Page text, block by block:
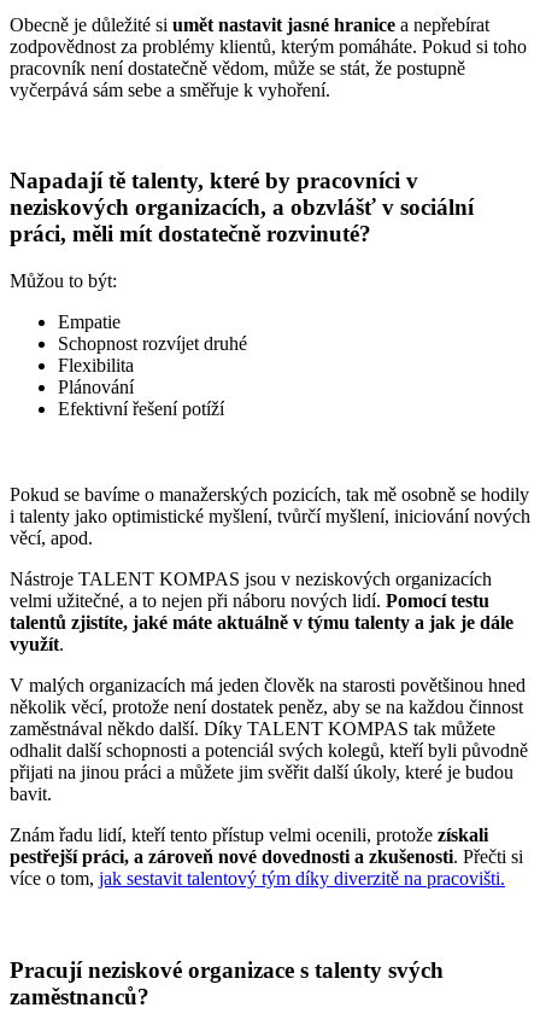
Obecně je důležité si umět nastavit jasné hranice a nepřebírat
zodpovědnost za problémy klientů, kterým pomáháte. Pokud si toho
pracovník není dostatečně vědom, může se stát, že postupně
vyčerpává sám sebe a směřuje k vyhoření.
Napadají tě talenty, které by pracovníci v
neziskových organizacích, a obzvlášť v sociální
práci, měli mít dostatečně rozvinuté?
Můžou to být:
Empatie
Schopnost rozvíjet druhé
Flexibilita
Plánování
Efektivní řešení potíží
Pokud se bavíme o manažerských pozicích, tak mě osobně se hodily
i talenty jako optimistické myšlení, tvůrčí myšlení, iniciování nových
věcí, apod.
Nástroje TALENT KOMPAS jsou v neziskových organizacích
velmi užitečné, a to nejen při náboru nových lidí. Pomocí testu
talentů zjistíte, jaké máte aktuálně v týmu talenty a jak je dále
využít.
V malých organizacích má jeden člověk na starosti povětšinou hned
několik věcí, protože není dostatek peněz, aby se na každou činnost
zaměstnával někdo další. Díky TALENT KOMPAS tak můžete
odhalit další schopnosti a potenciál svých kolegů, kteří byli původně
přijati na jinou práci a můžete jim svěřit další úkoly, které je budou
bavit.
Znám řadu lidí, kteří tento přístup velmi ocenili, protože získali
pestřejší práci, a zároveň nové dovednosti a zkušenosti. Přečti si
více o tom, jak sestavit talentový tým díky diverzitě na pracovišti.
Pracují neziskové organizace s talenty svých
zaměstnanců?